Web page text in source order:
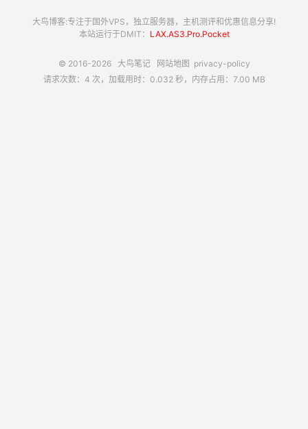
大鸟博客:专注于国外VPS，独立服务器，主机测评和优惠信息分享!
本站运行于DMIT： LAX.AS3.Pro.Pocket
© 2016-2026 大鸟笔记 网站地图 privacy-policy
请求次数：4 次，加载用时：0.032 秒，内存占用：7.00 MB